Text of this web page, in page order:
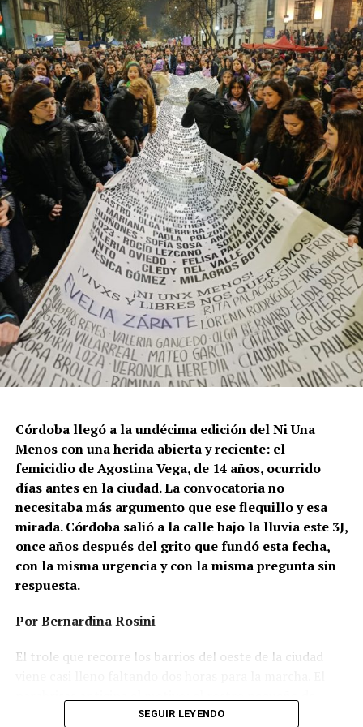
provee biodiversidad, y a una soberanía que se pierde río
abajo. Viaje en barco de MU desde el bajo delta
bonaerense, para conocer y escuchar a isleños,
productores, docentes, ambientalistas y vecinos que
resisten otra avanzada sobre un territorio en disputa.
Por Francisco Pandolfi
Descargar la Mu en PDF
Ganar la vida: La historia de (no)
Su hijo Ciro tenía 120 veces más agrotóxicos que lo
Córdoba llegó a la undécima edición del Ni Una
Menos con una herida abierta y reciente: el
femicidio de Agostina Vega, de 14 años, ocurrido
días antes en la ciudad. La convocatoria no
necesitaba más argumento que ese flequillo y esa
mirada. Córdoba salió a la calle bajo la lluvia este 3J,
once años después del grito que fundó esta fecha,
con la misma urgencia y con la misma pregunta sin
respuesta.
Por Bernardina Rosini
El trole que recorre los barrios del oeste de la ciudad
Agostina Vega, 14 años. Era fácil intuir que será una
SEGUIR LEYENDO